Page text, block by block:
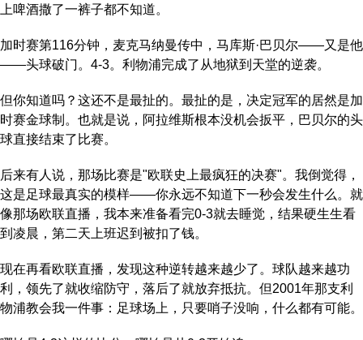
上啤酒撒了一裤子都不知道。
加时赛第116分钟，麦克马纳曼传中，马库斯·巴贝尔——又是他
——头球破门。4-3。利物浦完成了从地狱到天堂的逆袭。
但你知道吗？这还不是最扯的。最扯的是，决定冠军的居然是加
时赛金球制。也就是说，阿拉维斯根本没机会扳平，巴贝尔的头
球直接结束了比赛。
后来有人说，那场比赛是"欧联史上最疯狂的决赛"。我倒觉得，
这是足球最真实的模样——你永远不知道下一秒会发生什么。就
像那场欧联直播，我本来准备看完0-3就去睡觉，结果硬生生看
到凌晨，第二天上班迟到被扣了钱。
现在再看欧联直播，发现这种逆转越来越少了。球队越来越功
利，领先了就收缩防守，落后了就放弃抵抗。但2001年那支利
物浦教会我一件事：足球场上，只要哨子没响，什么都有可能。